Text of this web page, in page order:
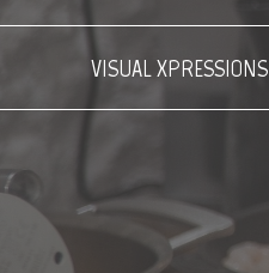
VISUAL XPRESSIONS